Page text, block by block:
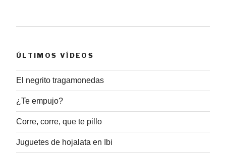
ÚLTIMOS VÍDEOS
El negrito tragamonedas
¿Te empujo?
Corre, corre, que te pillo
Juguetes de hojalata en Ibi